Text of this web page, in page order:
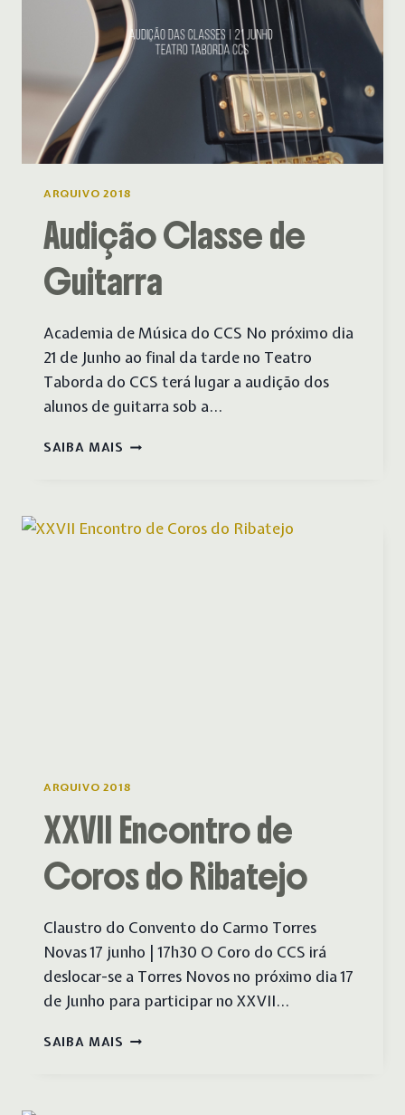
ARQUIVO 2018
Audição Classe de
Guitarra
Academia de Música do CCS No próximo dia
21 de Junho ao final da tarde no Teatro
Taborda do CCS terá lugar a audição dos
alunos de guitarra sob a…
SAIBA MAIS AUDIÇÃO
ARQUIVO 2018
XXVII Encontro de
Coros do Ribatejo
Claustro do Convento do Carmo Torres
Novas 17 junho | 17h30 O Coro do CCS irá
deslocar-se a Torres Novos no próximo dia 17
de Junho para participar no XXVII…
SAIBA MAIS XXVII